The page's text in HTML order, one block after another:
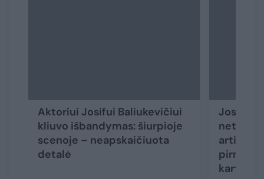
Aktoriui Josifui Baliukevičiui
kliuvo išbandymas: šiurpioje
scenoje – neapskaičiuota
detalė
Josifas
artimo
kartu“